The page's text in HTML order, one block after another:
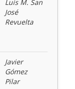
Luis M. San
José
Revuelta
Javier
Gómez
Pilar